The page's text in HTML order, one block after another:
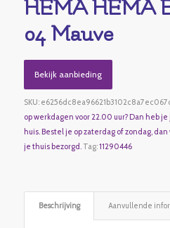
HEMA HEMA
04 Mauve
Bekijk aanbieding
SKU:
op werkdagen voor 22.00 uur? Dan heb
huis. Bestel je op zaterdag of zondag,
je thuis bezorgd. Tag:11290446
Beschrijving Aanvullende